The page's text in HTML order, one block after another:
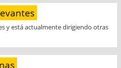
y está actualmente dirigiendo otras